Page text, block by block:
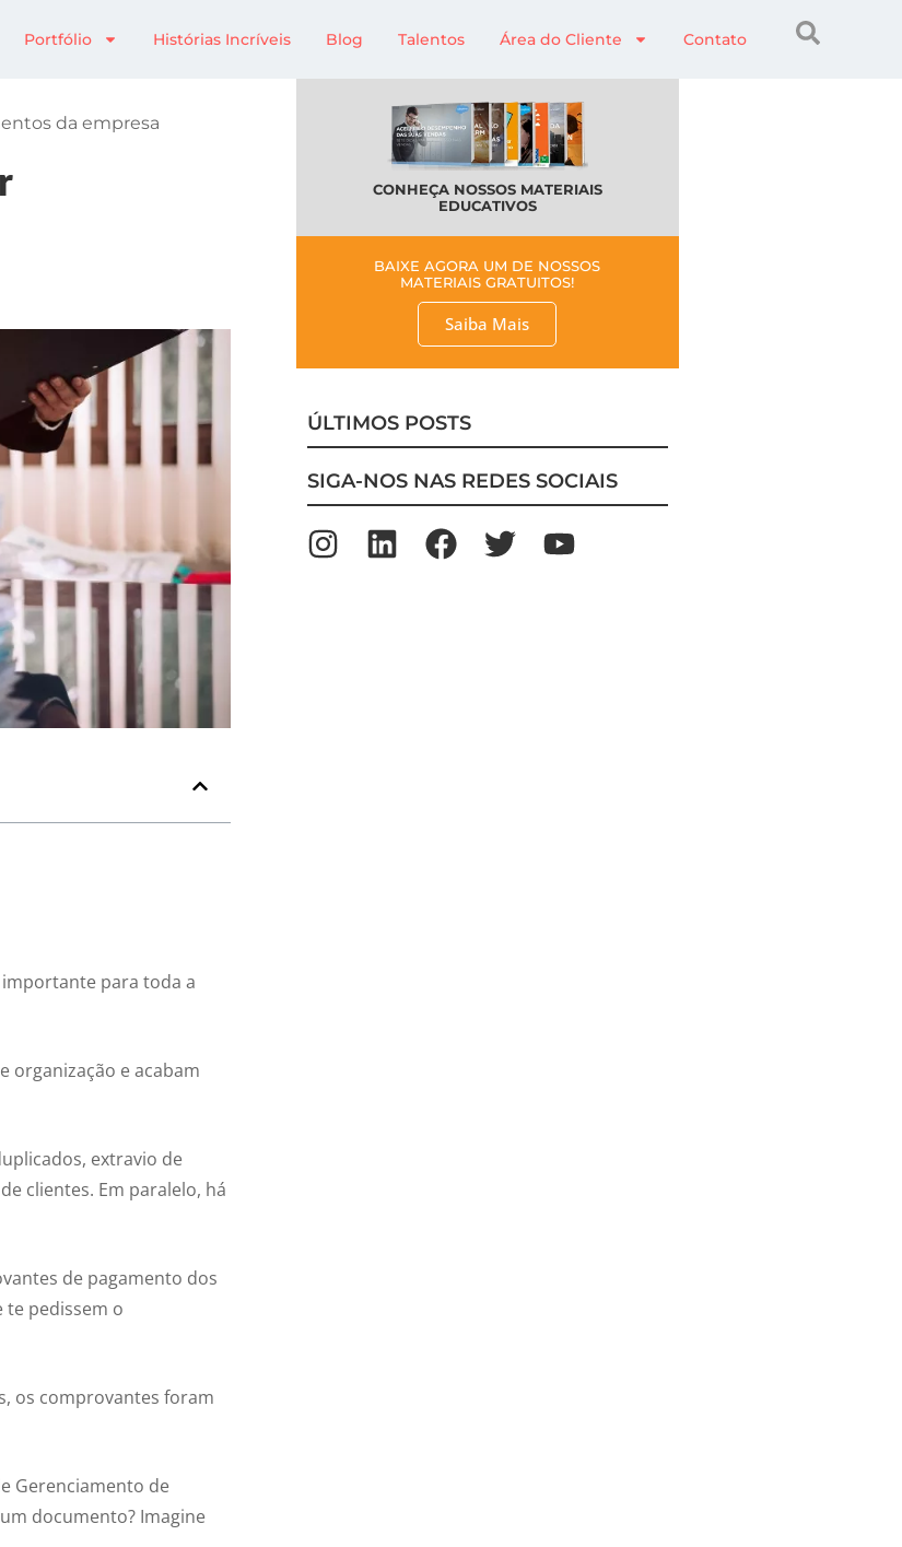
Portfólio Histórias Incríveis Blog Talentos Área do Cliente Contato
da empresa
para toda a
organização e acabam
extravio de
clientes. Em paralelo, há
de pagamento dos
te pedissem o
os comprovantes foram
Gerenciamento de
documento? Imagine
CONHEÇA NOSSOS MATERIAIS
EDUCATIVOS
BAIXE AGORA UM DE NOSSOS
MATERIAIS GRATUITOS!
Saiba Mais
ÚLTIMOS POSTS
SIGA-NOS NAS REDES SOCIAIS